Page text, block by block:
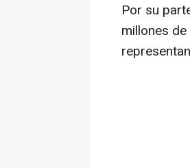
Por su
millones